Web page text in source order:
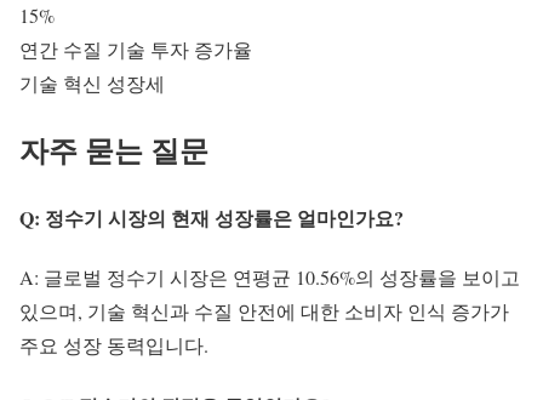
15%
연간 수질 기술 투자 증가율
기술 혁신 성장세
자주 묻는 질문
Q: 정수기 시장의 현재 성장률은 얼마인가요?
A: 글로벌 정수기 시장은 연평균 10.56%의 성장률을 보이고
있으며, 기술 혁신과 수질 안전에 대한 소비자 인식 증가가
주요 성장 동력입니다.